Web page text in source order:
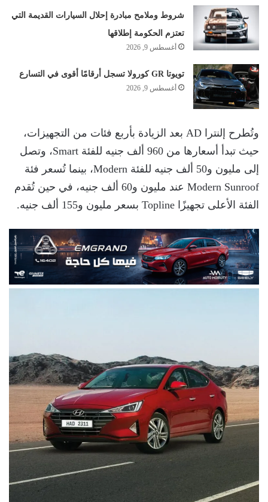
شروط وملامح مبادرة إحلال السيارات القديمة التي
تعتزم الحكومة إطلاقها
أغسطس 9, 2026
تويوتا GR كورولا تسجل أرقامًا أقوى في التسارع
أغسطس 9, 2026
وتُطرح إلنترا AD بعد الزيادة بأربع فئات من التجهيزات،
حيث تبدأ أسعارها من 960 ألف جنيه للفئة Smart، وتصل
إلى مليون و50 ألف جنيه للفئة Modern، بينما تُسعر فئة
Modern Sunroof عند مليون و60 ألف جنيه، في حين تُقدم
الفئة الأعلى تجهيزًا Topline بسعر مليون و155 ألف جنيه.